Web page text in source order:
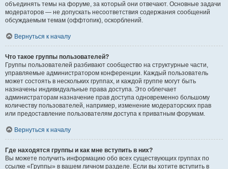
объединять темы на форуме, за который они отвечают. Основные задачи
модераторов — не допускать несоответствия содержания сообщений
обсуждаемым темам (оффтопик), оскорблений.
Вернуться к началу
Что такое группы пользователей?
Группы пользователей разбивают сообщество на структурные части,
управляемые администратором конференции. Каждый пользователь
может состоять в нескольких группах, и каждой группе могут быть
назначены индивидуальные права доступа. Это облегчает
администраторам назначение прав доступа одновременно большому
количеству пользователей, например, изменение модераторских прав
или предоставление пользователям доступа к приватным форумам.
Вернуться к началу
Где находятся группы и как мне вступить в них?
Вы можете получить информацию обо всех существующих группах по
ссылке «Группы» в вашем личном разделе. Если вы хотите вступить в